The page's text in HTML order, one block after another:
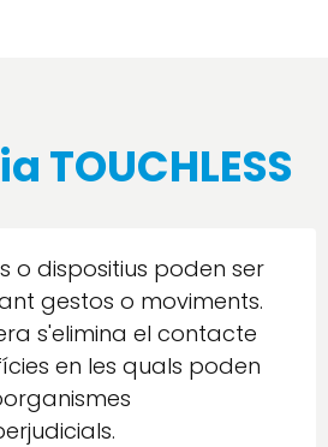
TOUCHLESS
o dispositius poden ser
gestos o moviments.
s'elimina el contacte
en les quals poden